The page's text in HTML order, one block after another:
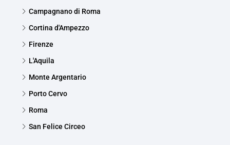
Campagnano di Roma
Cortina d'Ampezzo
Firenze
L'Aquila
Monte Argentario
Porto Cervo
Roma
San Felice Circeo